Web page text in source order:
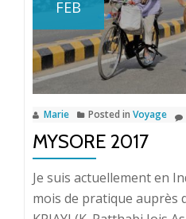
FEB
Marie Posted in Voyage
MYSORE 2017
Je suis actuellement en
mois de pratique auprès